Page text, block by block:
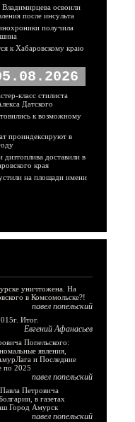
освоили
после инсульта
получила
к Хабаровскому краю
класс стилиста
Датского
к возможному
проиндексируют в
дизтоплива доставили в
края
на площади имени
уничтожена. На
в Комсомольске?!
павел попельский
Итог.
Евгений Афанасьев
Попельского:
явления,
и Последние
по 2025
павел попельский
Петровича
в газетах
Город Амурск
павел попельский